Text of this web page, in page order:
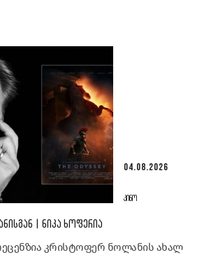
04.08.2026
ᲙᲘᲜᲝ
| ᲜᲘᲙᲐ ᲮᲝᲤᲔᲠᲘᲐ
კრისტოფერ ნოლანის ახალ